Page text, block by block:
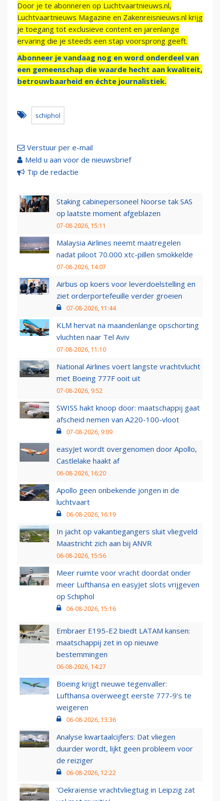
Door je te abonneren op Luchtvaartnieuws.nl,
Luchtvaartnieuws Magazine en Zakenreisnieuws.nl krijg
je toegang tot exclusieve content en jarenlange
ervaring die je steeds een stap voorsprong geeft.
Abonneer je vandaag nog en word onderdeel van
een gemeenschap die waarde hecht aan kwaliteit,
betrouwbaarheid en échte journalistiek.
schiphol
Verstuur per e-mail
Meld u aan voor de nieuwsbrief
Tip de redactie
Staking cabinepersoneel Noorse tak SAS
op laatste moment afgeblazen
07-08-2026, 15:11
Malaysia Airlines neemt maatregelen
nadat piloot 70.000 xtc-pillen smokkelde
07-08-2026, 14:07
Airbus op koers voor leverdoelstelling en
ziet orderportefeuille verder groeien
07-08-2026, 11:44
KLM hervat na maandenlange opschorting
vluchten naar Tel Aviv
07-08-2026, 11:10
National Airlines voert langste vrachtvlucht
met Boeing 777F ooit uit
07-08-2026, 9:52
SWISS hakt knoop door: maatschappij gaat
afscheid nemen van A220-100-vloot
07-08-2026, 9:09
easyJet wordt overgenomen door Apollo,
Castlelake haakt af
06-08-2026, 16:20
Apollo geen onbekende jongen in de
luchtvaart
06-08-2026, 16:19
In jacht op vakantiegangers sluit vliegveld
Maastricht zich aan bij ANVR
06-08-2026, 15:56
Meer ruimte voor vracht doordat onder
meer Lufthansa en easyJet slots vrijgeven
op Schiphol
06-08-2026, 15:16
Embraer E195-E2 biedt LATAM kansen:
maatschappij zet in op nieuwe
bestemmingen
06-08-2026, 14:27
Boeing krijgt nieuwe tegenvaller:
Lufthansa overweegt eerste 777-9’s te
weigeren
06-08-2026, 13:36
Analyse kwartaalcijfers: Dat vliegen
duurder wordt, lijkt geen probleem voor
de reiziger
06-08-2026, 12:22
'Oekraïense vrachtvliegtuig in Leipzig zat